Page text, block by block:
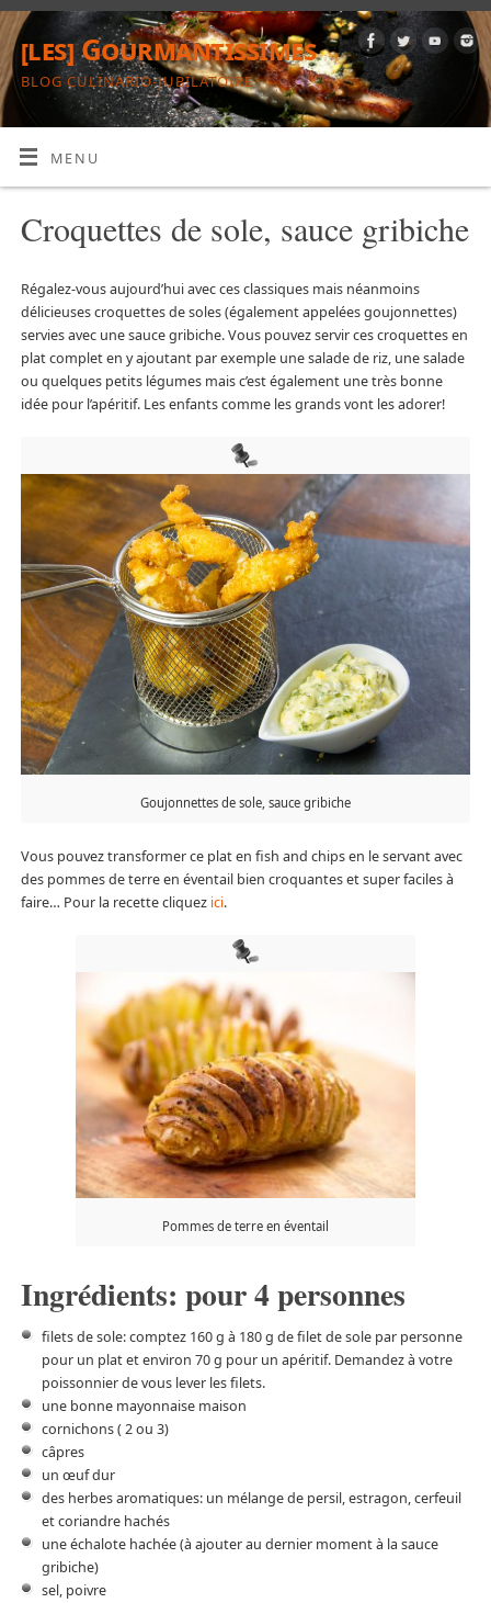
[les] Gourmantissimes
BLOG CULINARIO-JUBILATOIRE
MENU
Croquettes de sole, sauce gribiche
Régalez-vous aujourd’hui avec ces classiques mais néanmoins
délicieuses croquettes de soles (également appelées goujonnettes)
servies avec une sauce gribiche. Vous pouvez servir ces croquettes en
plat complet en y ajoutant par exemple une salade de riz, une salade
ou quelques petits légumes mais c’est également une très bonne
idée pour l’apéritif. Les enfants comme les grands vont les adorer!
Goujonnettes de sole, sauce gribiche
Vous pouvez transformer ce plat en fish and chips en le servant avec
des pommes de terre en éventail bien croquantes et super faciles à
faire… Pour la recette cliquez ici.
Pommes de terre en éventail
Ingrédients: pour 4 personnes
filets de sole: comptez 160 g à 180 g de filet de sole par personne
pour un plat et environ 70 g pour un apéritif. Demandez à votre
poissonnier de vous lever les filets.
une bonne mayonnaise maison
cornichons ( 2 ou 3)
câpres
un œuf dur
des herbes aromatiques: un mélange de persil, estragon, cerfeuil
et coriandre hachés
une échalote hachée (à ajouter au dernier moment à la sauce
gribiche)
sel, poivre